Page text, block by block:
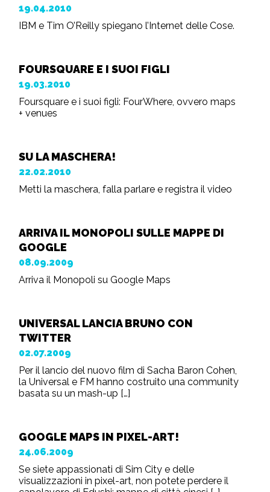
19.04.2010
IBM e Tim O’Reilly spiegano l’Internet delle Cose.
FOURSQUARE E I SUOI FIGLI
19.03.2010
Foursquare e i suoi figli: FourWhere, ovvero maps
+ venues
SU LA MASCHERA!
22.02.2010
Metti la maschera, falla parlare e registra il video
ARRIVA IL MONOPOLI SULLE MAPPE DI
GOOGLE
08.09.2009
Arriva il Monopoli su Google Maps
UNIVERSAL LANCIA BRUNO CON
TWITTER
02.07.2009
Per il lancio del nuovo film di Sacha Baron Cohen,
la Universal e FM hanno costruito una community
basata su un mash-up […]
GOOGLE MAPS IN PIXEL-ART!
24.06.2009
Se siete appassionati di Sim City e delle
visualizzazioni in pixel-art, non potete perdere il